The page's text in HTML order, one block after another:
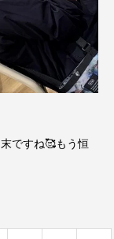
ですね🥰もう恒
イス